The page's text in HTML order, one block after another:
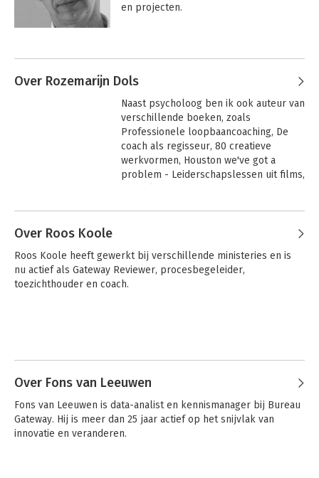
en projecten.
Over Rozemarijn Dols
Naast psycholoog ben ik ook auteur van
verschillende boeken, zoals
Professionele loopbaancoaching, De
coach als regisseur, 80 creatieve
werkvormen, Houston we've got a
problem - Leiderschapslessen uit films,
coaches. Ik vind het fascinerend om film
als spiegel voor persoonlijke-,
leiderschaps- of teamontwikkeling.
Dols
80 werkvormen
voor creatieve
sessies
Professionele
loopbaancoaching
Over Roos Koole
Roos Koole heeft gewerkt bij verschillende ministeries en is
nu actief als Gateway Reviewer, procesbegeleider,
toezichthouder en coach.
Over Fons van Leeuwen
Fons van Leeuwen is data-analist en kennismanager bij Bureau
Gateway. Hij is meer dan 25 jaar actief op het snijvlak van
innovatie en veranderen.